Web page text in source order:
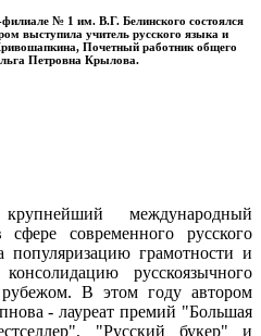
№ 1 им. В.Г. Белинского состоялся
выступила учитель русского языка и
Почетный работник общего
Петровна Крылова.
международный
сфере современного русского
популяризацию грамотности и
русскоязычного
В этом году автором
- лауреат премий "Большая
"Русский букер" и